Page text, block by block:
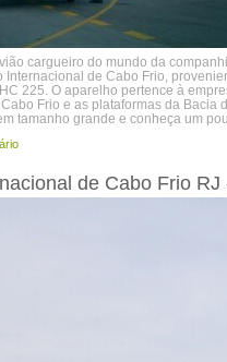
cargueiro do mundo da
Internacional de Cabo Frio,
225. O aparelho pertence à
Frio e as plataformas da Bacia
tamanho grande e conheça um
de Cabo Frio RJ